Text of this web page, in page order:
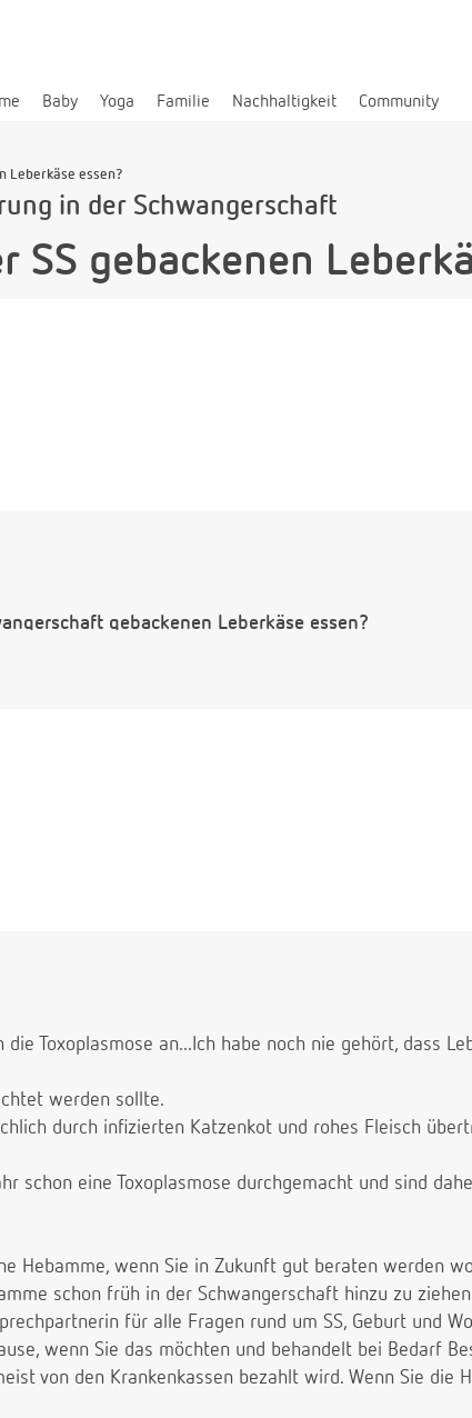
Baby Yoga Familie Nachhaltigkeit Community
Leberkäse essen?
in der Schwangerschaft
SS gebackenen
gebackenen Leberkäse essen?
Toxoplasmose an...Ich habe noch nie gehört, dass
werden sollte.
durch infizierten Katzenkot und rohes Fleisch
schon eine Toxoplasmose durchgemacht und sind
Hebamme, wenn Sie in Zukunft gut beraten werden
schon früh in der Schwangerschaft hinzu zu
für alle Fragen rund um SS, Geburt und
wenn Sie das möchten und behandelt bei Bedarf
von den Krankenkassen bezahlt wird. Wenn Sie die